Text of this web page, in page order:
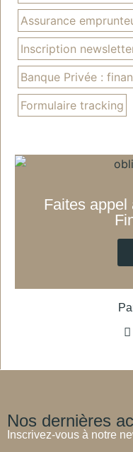
Assurance
Inscription
Banque Privée :
Formulaire tracking
Faites
Nos dernières
Inscrivez-vous à notre